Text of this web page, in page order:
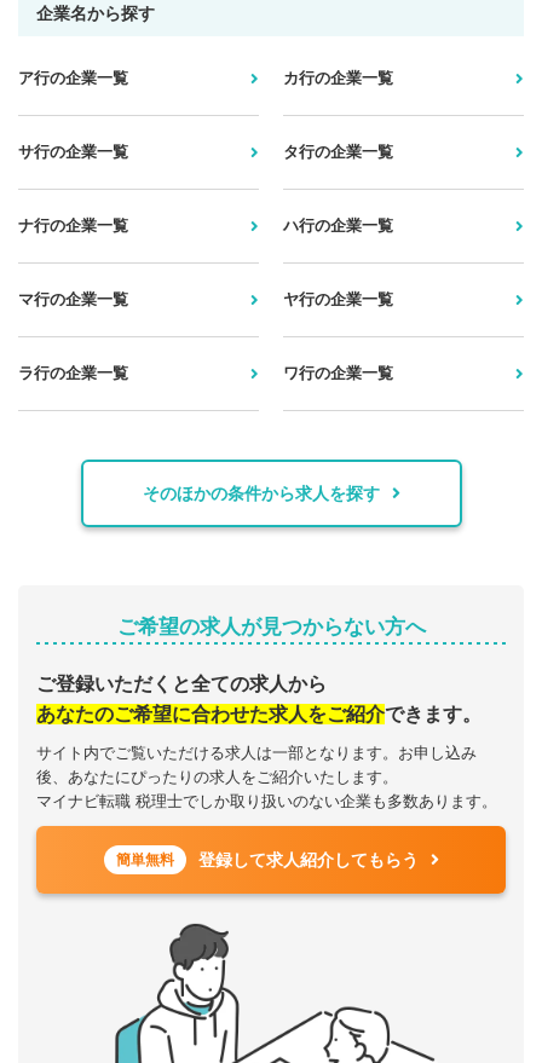
企業名から探す
ア行の企業一覧 カ行の企業一覧
サ行の企業一覧 タ行の企業一覧
ナ行の企業一覧 ハ行の企業一覧
マ行の企業一覧 ヤ行の企業一覧
ラ行の企業一覧 ワ行の企業一覧
そのほかの条件から求人を探す
ご希望の求人が見つからない方へ
ご登録いただくと全ての求人から
あなたのご希望に合わせた求人をご紹介できます。
サイト内でご覧いただける求人は一部となります。お申し込み
後、あなたにぴったりの求人をご紹介いたします。
マイナビ転職 税理士でしか取り扱いのない企業も多数あります。
簡単無料 登録して求人紹介してもらう